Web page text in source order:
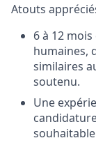
Atouts
6 à 12
humaines,
similaires
soutenu.
Une